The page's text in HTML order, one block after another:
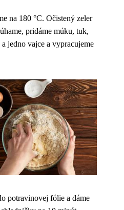
na 180 °C. Očistený zeler
pridáme múku, tuk,
jedno vajce a vypracujeme
potravinovej fólie a dáme